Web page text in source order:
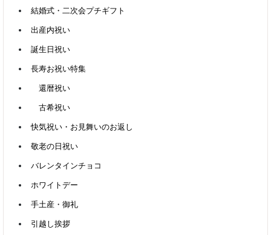
結婚式・二次会プチギフト
出産内祝い
誕生日祝い
長寿お祝い特集
還暦祝い
古希祝い
快気祝い・お見舞いのお返し
敬老の日祝い
バレンタインチョコ
ホワイトデー
手土産・御礼
引越し挨拶